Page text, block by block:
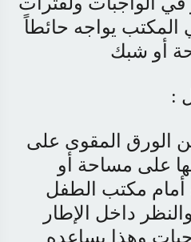
يواجه حائطاً
أو شبك
الورق المقوى على
على مساحة أو
أمام مكتب الطفل
داخل الإطار
وهذا يساعده